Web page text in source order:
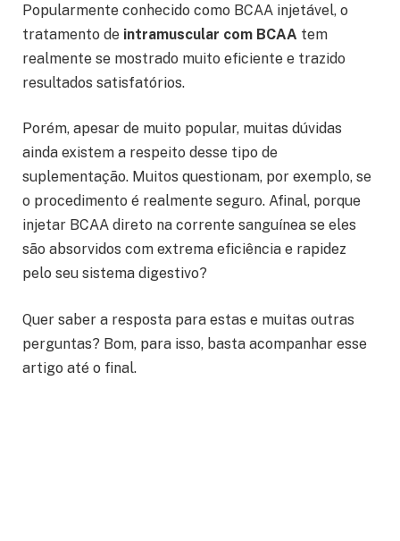
Popularmente conhecido como BCAA injetável, o
tratamento de intramuscular com BCAA tem
realmente se mostrado muito eficiente e trazido
resultados satisfatórios.
Porém, apesar de muito popular, muitas dúvidas
ainda existem a respeito desse tipo de
suplementação. Muitos questionam, por exemplo, se
o procedimento é realmente seguro. Afinal, porque
injetar BCAA direto na corrente sanguínea se eles
são absorvidos com extrema eficiência e rapidez
pelo seu sistema digestivo?
Quer saber a resposta para estas e muitas outras
perguntas? Bom, para isso, basta acompanhar esse
artigo até o final.